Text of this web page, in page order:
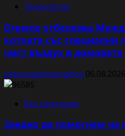
Технологии
Dreame отбелязва
котката със специални
чист въздух в
petarangelovangelov 06.08.2026
Без категория
Заедно да помогнем